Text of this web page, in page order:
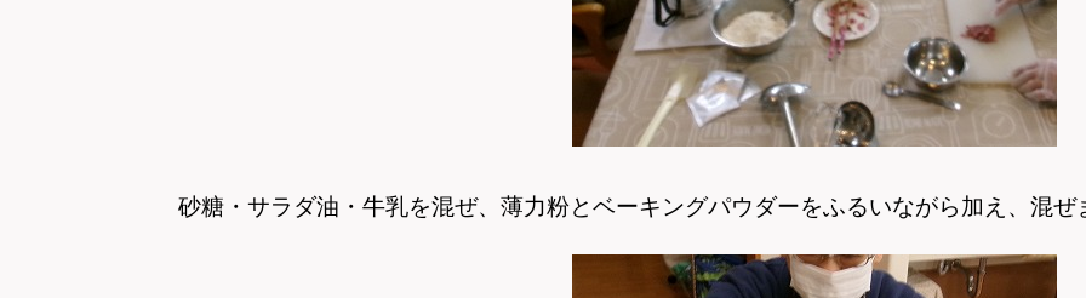
砂糖・サラダ油・牛乳を混ぜ、 薄力粉とベーキングパウダーをふるいながら加え、混ぜ